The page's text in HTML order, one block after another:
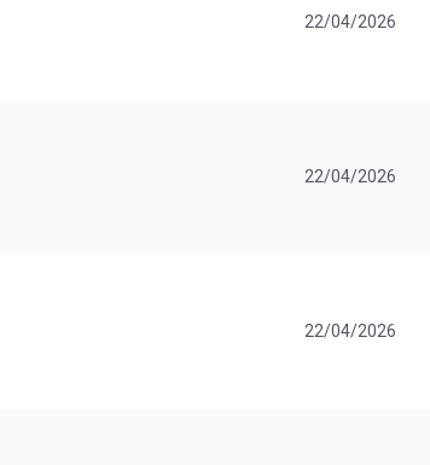
22/04/2026
22/04/2026
22/04/2026